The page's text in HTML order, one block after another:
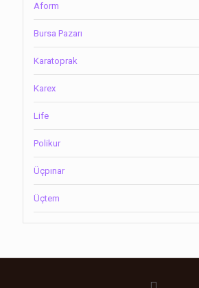
Aform
Bursa Pazarı
Karatoprak
Karex
Life
Polikur
Üçpınar
Üçtem